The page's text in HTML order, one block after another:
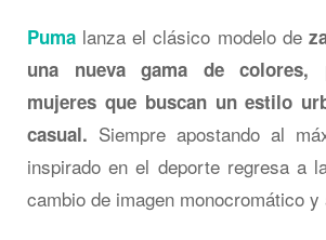
Puma lanza el clásico modelo de
una nueva gama de colores,
mujeres que buscan un estilo
casual. Siempre apostando al
inspirado en el deporte regresa a
cambio de imagen monocromático y